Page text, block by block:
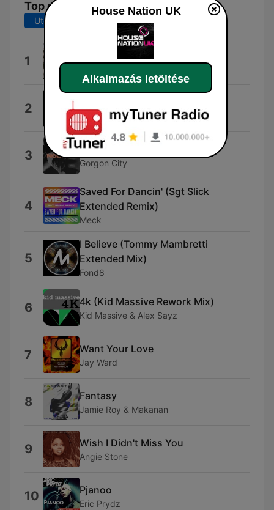
Top dalok
Utolsó 7 nap Utolsó 30 nap
1
2 My Love (Zsak Extended Remix)
Zsak & Crazibiza
3 Nobody
Gorgon City
4
Saved For Dancin' (Sgt Slick
Extended Remix)
Meck
5
I Believe (Tommy Mambretti
Extended Mix)
Fond8
6 4k (Kid Massive Rework Mix)
Kid Massive & Alex Sayz
7 Want Your Love
Jay Ward
8 Fantasy
Jamie Roy & Makanan
9 Wish I Didn't Miss You
Angie Stone
10 Pjanoo
Eric Prydz
House Nation UK
Alkalmazás letöltése